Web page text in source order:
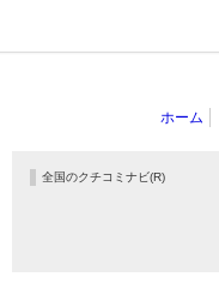
ホーム
全国のクチコミナビ(R)